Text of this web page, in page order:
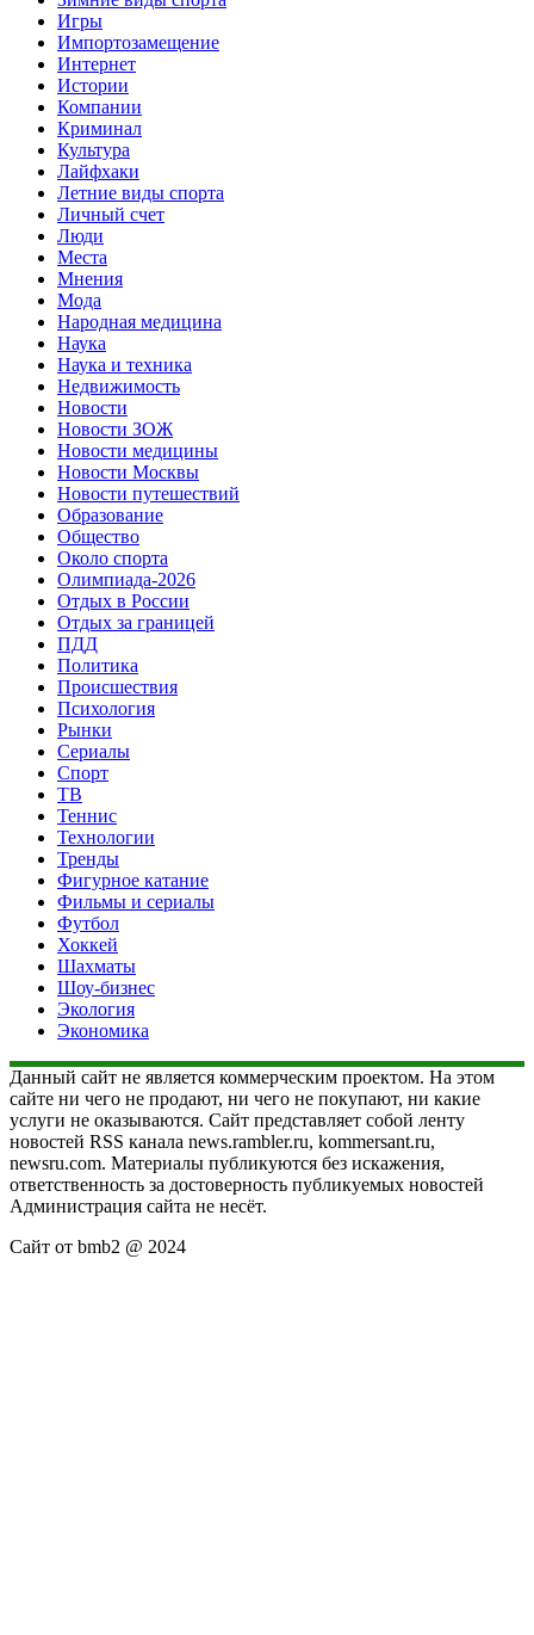
Игры
Импортозамещение
Интернет
Истории
Компании
Криминал
Культура
Лайфхаки
Летние виды спорта
Личный счет
Люди
Места
Мнения
Мода
Народная медицина
Наука
Наука и техника
Недвижимость
Новости
Новости ЗОЖ
Новости медицины
Новости Москвы
Новости путешествий
Образование
Общество
Около спорта
Олимпиада-2026
Отдых в России
Отдых за границей
ПДД
Политика
Происшествия
Психология
Рынки
Сериалы
Спорт
ТВ
Теннис
Технологии
Тренды
Фигурное катание
Фильмы и сериалы
Футбол
Хоккей
Шахматы
Шоу-бизнес
Экология
Экономика
Данный сайт не является коммерческим проектом. На этом
сайте ни чего не продают, ни чего не покупают, ни какие
услуги не оказываются. Сайт представляет собой ленту
новостей RSS канала news.rambler.ru, kommersant.ru,
newsru.com. Материалы публикуются без искажения,
ответственность за достоверность публикуемых новостей
Администрация сайта не несёт.
Сайт от bmb2 @ 2024